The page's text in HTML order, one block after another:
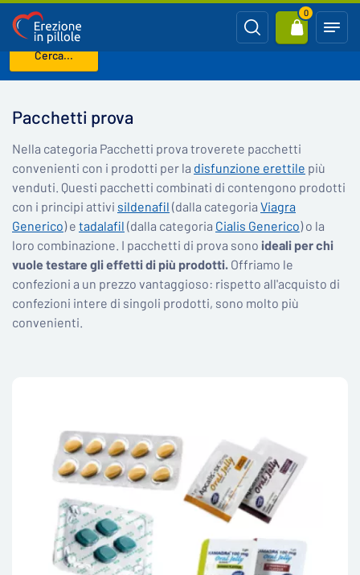
Cerca...
0
Benvenuto Pacchetti prova
Pacchetti prova
Nella categoria Pacchetti prova troverete pacchetti
convenienti con i prodotti per la disfunzione erettile più
venduti. Questi pacchetti combinati di contengono prodotti
con i principi attivi sildenafil (dalla categoria Viagra
Generico) e tadalafil (dalla categoria Cialis Generico) o la
loro combinazione. I pacchetti di prova sono ideali per chi
vuole testare gli effetti di più prodotti. Offriamo le
confezioni a un prezzo vantaggioso: rispetto all'acquisto di
confezioni intere di singoli prodotti, sono molto più
convenienti.